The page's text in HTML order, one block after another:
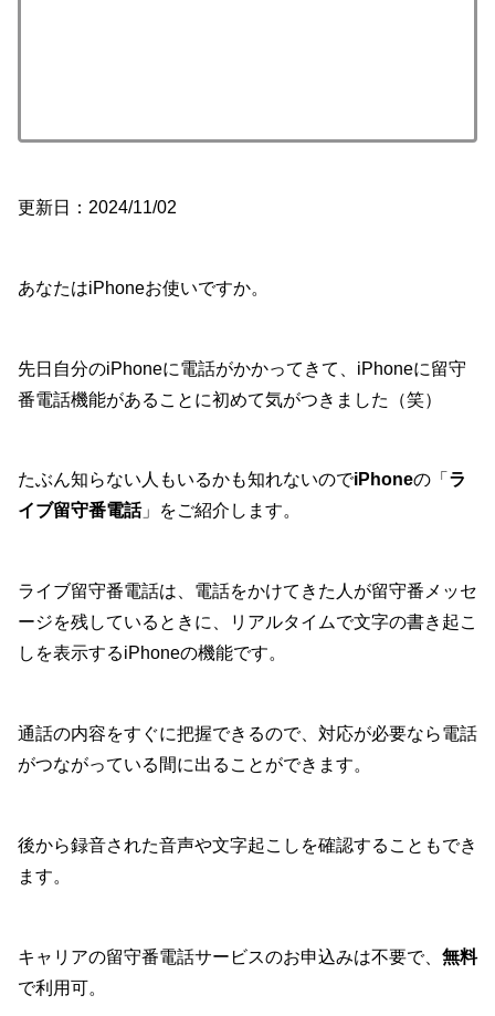
更新日：2024/11/02
あなたはiPhoneお使いですか。
先日自分のiPhoneに電話がかかってきて、iPhoneに留守
番電話機能があることに初めて気がつきました（笑）
たぶん知らない人もいるかも知れないのでiPhoneの「 ラ
イブ留守番電話」をご紹介します。
ライブ留守番電話は、電話をかけてきた人が留守番メッセ
ージを残しているときに、リアルタイムで文字の書き起こ
しを表示するiPhoneの機能です。
通話の内容をすぐに把握できるので、対応が必要なら電話
がつながっている間に出ることができます。
後から録音された音声や文字起こしを確認することもでき
ます。
キャリアの留守番電話サービスのお申込みは不要で、 無料
で利用可。